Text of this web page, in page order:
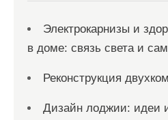
Электрокарнизы и
в доме: связь света и
Реконструкция
Дизайн лоджии: идеи